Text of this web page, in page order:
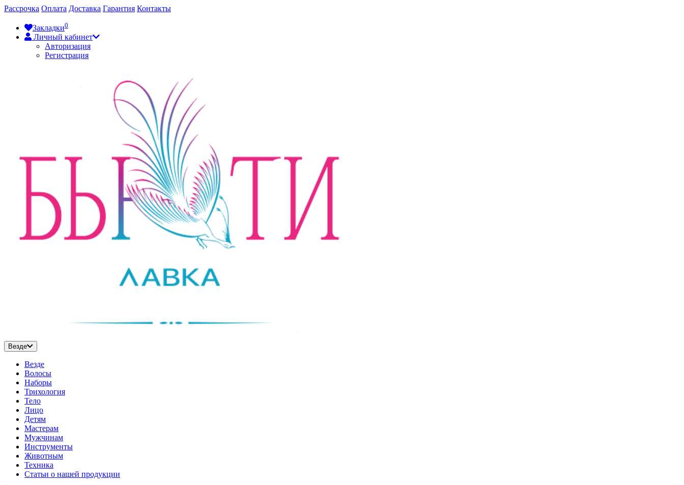
Рассрочка Оплата Доставка Гарантия Контакты
Закладки0
Личный кабинет
Авторизация
Регистрация
Везде
Везде
Волосы
Наборы
Трихология
Тело
Лицо
Детям
Мастерам
Мужчинам
Инструменты
Животным
Техника
Статьи о нашей продукции